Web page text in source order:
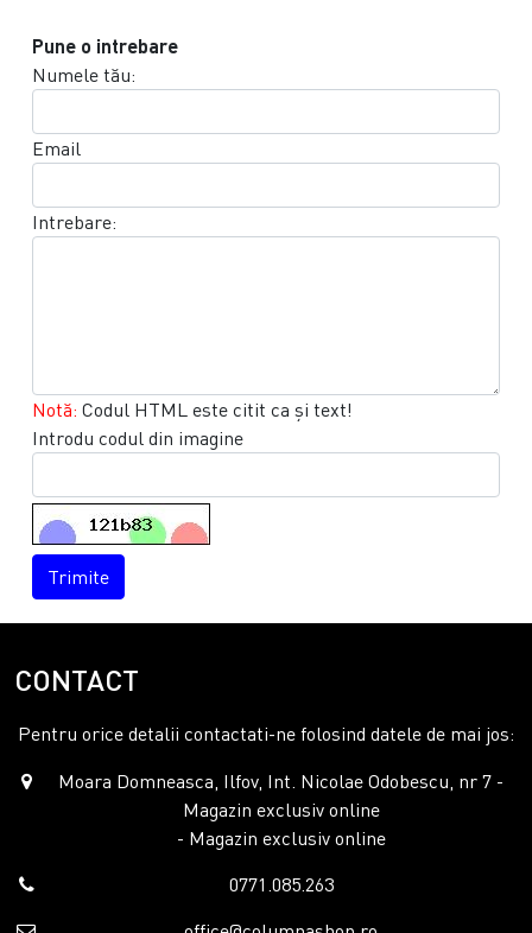
Pune o intrebare
Numele tău:
Email
Intrebare:
Notă: Codul HTML este citit ca şi text!
Introdu codul din imagine
Trimite
CONTACT
Pentru orice detalii contactati-ne folosind datele de mai jos:
Moara Domneasca, Ilfov, Int. Nicolae Odobescu, nr 7 -
Magazin exclusiv online
- Magazin exclusiv online
0771.085.263